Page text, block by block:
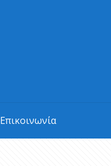
Επικοινωνία